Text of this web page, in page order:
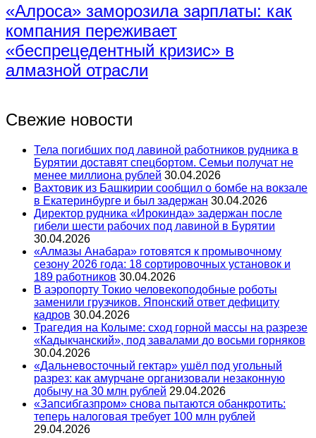
«Алроса» заморозила зарплаты: как
компания переживает
«беспрецедентный кризис» в
алмазной отрасли
Свежие новости
Тела погибших под лавиной работников рудника в
Бурятии доставят спецбортом. Семьи получат не
менее миллиона рублей 30.04.2026
Вахтовик из Башкирии сообщил о бомбе на вокзале
в Екатеринбурге и был задержан 30.04.2026
Директор рудника «Ирокинда» задержан после
гибели шести рабочих под лавиной в Бурятии
30.04.2026
«Алмазы Анабара» готовятся к промывочному
сезону 2026 года: 18 сортировочных установок и
189 работников 30.04.2026
В аэропорту Токио человекоподобные роботы
заменили грузчиков. Японский ответ дефициту
кадров 30.04.2026
Трагедия на Колыме: сход горной массы на разрезе
«Кадыкчанский», под завалами до восьми горняков
30.04.2026
«Дальневосточный гектар» ушёл под угольный
разрез: как амурчане организовали незаконную
добычу на 30 млн рублей 29.04.2026
«Запсибгазпром» снова пытаются обанкротить:
теперь налоговая требует 100 млн рублей
29.04.2026